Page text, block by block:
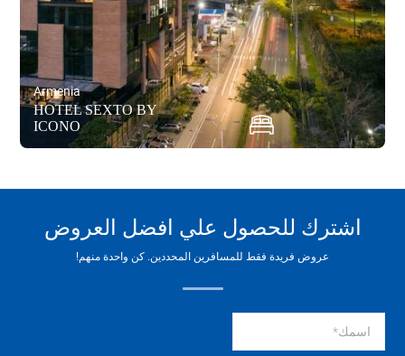
Armenia
HOTEL SEXTO BY
ICONO
اشترك للحصول علي افضل العروض
عروض فريدة فقط للمسافرين المحددين. كن واحدة منهم!